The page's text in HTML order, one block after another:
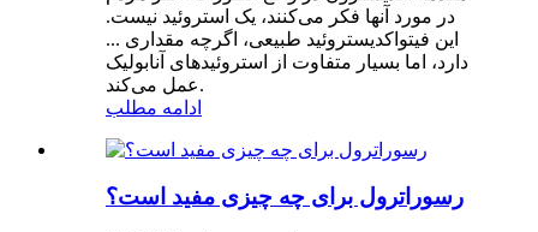
در مورد آنها فکر می‌کنند، یک استروئید نیست.
این فیتواکدیستروئید طبیعی، اگرچه مقداری ...
دارد، اما بسیار متفاوت از استروئیدهای آنابولیک
عمل می‌کند.
ادامه مطلب
رسوراترول برای چه چیزی مفید است؟